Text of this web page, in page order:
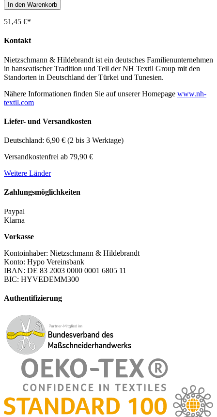
In den Warenkorb
51,45 €*
Kontakt
Nietzschmann & Hildebrandt ist ein deutsches Familienunternehmen
in hanseatischer Tradition und Teil der NH Textil Group mit den
Standorten in Deutschland der Türkei und Tunesien.
Nähere Informationen finden Sie auf unserer Homepage www.nh-
textil.com
Liefer- und Versandkosten
Deutschland: 6,90 € (2 bis 3 Werktage)
Versandkostenfrei ab 79,90 €
Weitere Länder
Zahlungsmöglichkeiten
Paypal
Klarna
Vorkasse
Kontoinhaber: Nietzschmann & Hildebrandt
Konto: Hypo Vereinsbank
IBAN: DE 83 2003 0000 0001 6805 11
BIC: HYVEDEMM300
Authentifizierung